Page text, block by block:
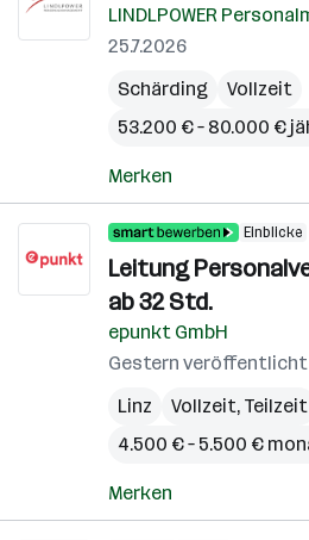
LINDLPOWER
25.7.2026
Schärding
Vollzeit
53.200 € – 80.000 €
Merken
Einblicke
Leitung
ab 32 Std.
epunkt GmbH
Gestern veröffentlicht
Linz
Vollzeit, Teilzeit
4.500 € – 5.500 €
Merken